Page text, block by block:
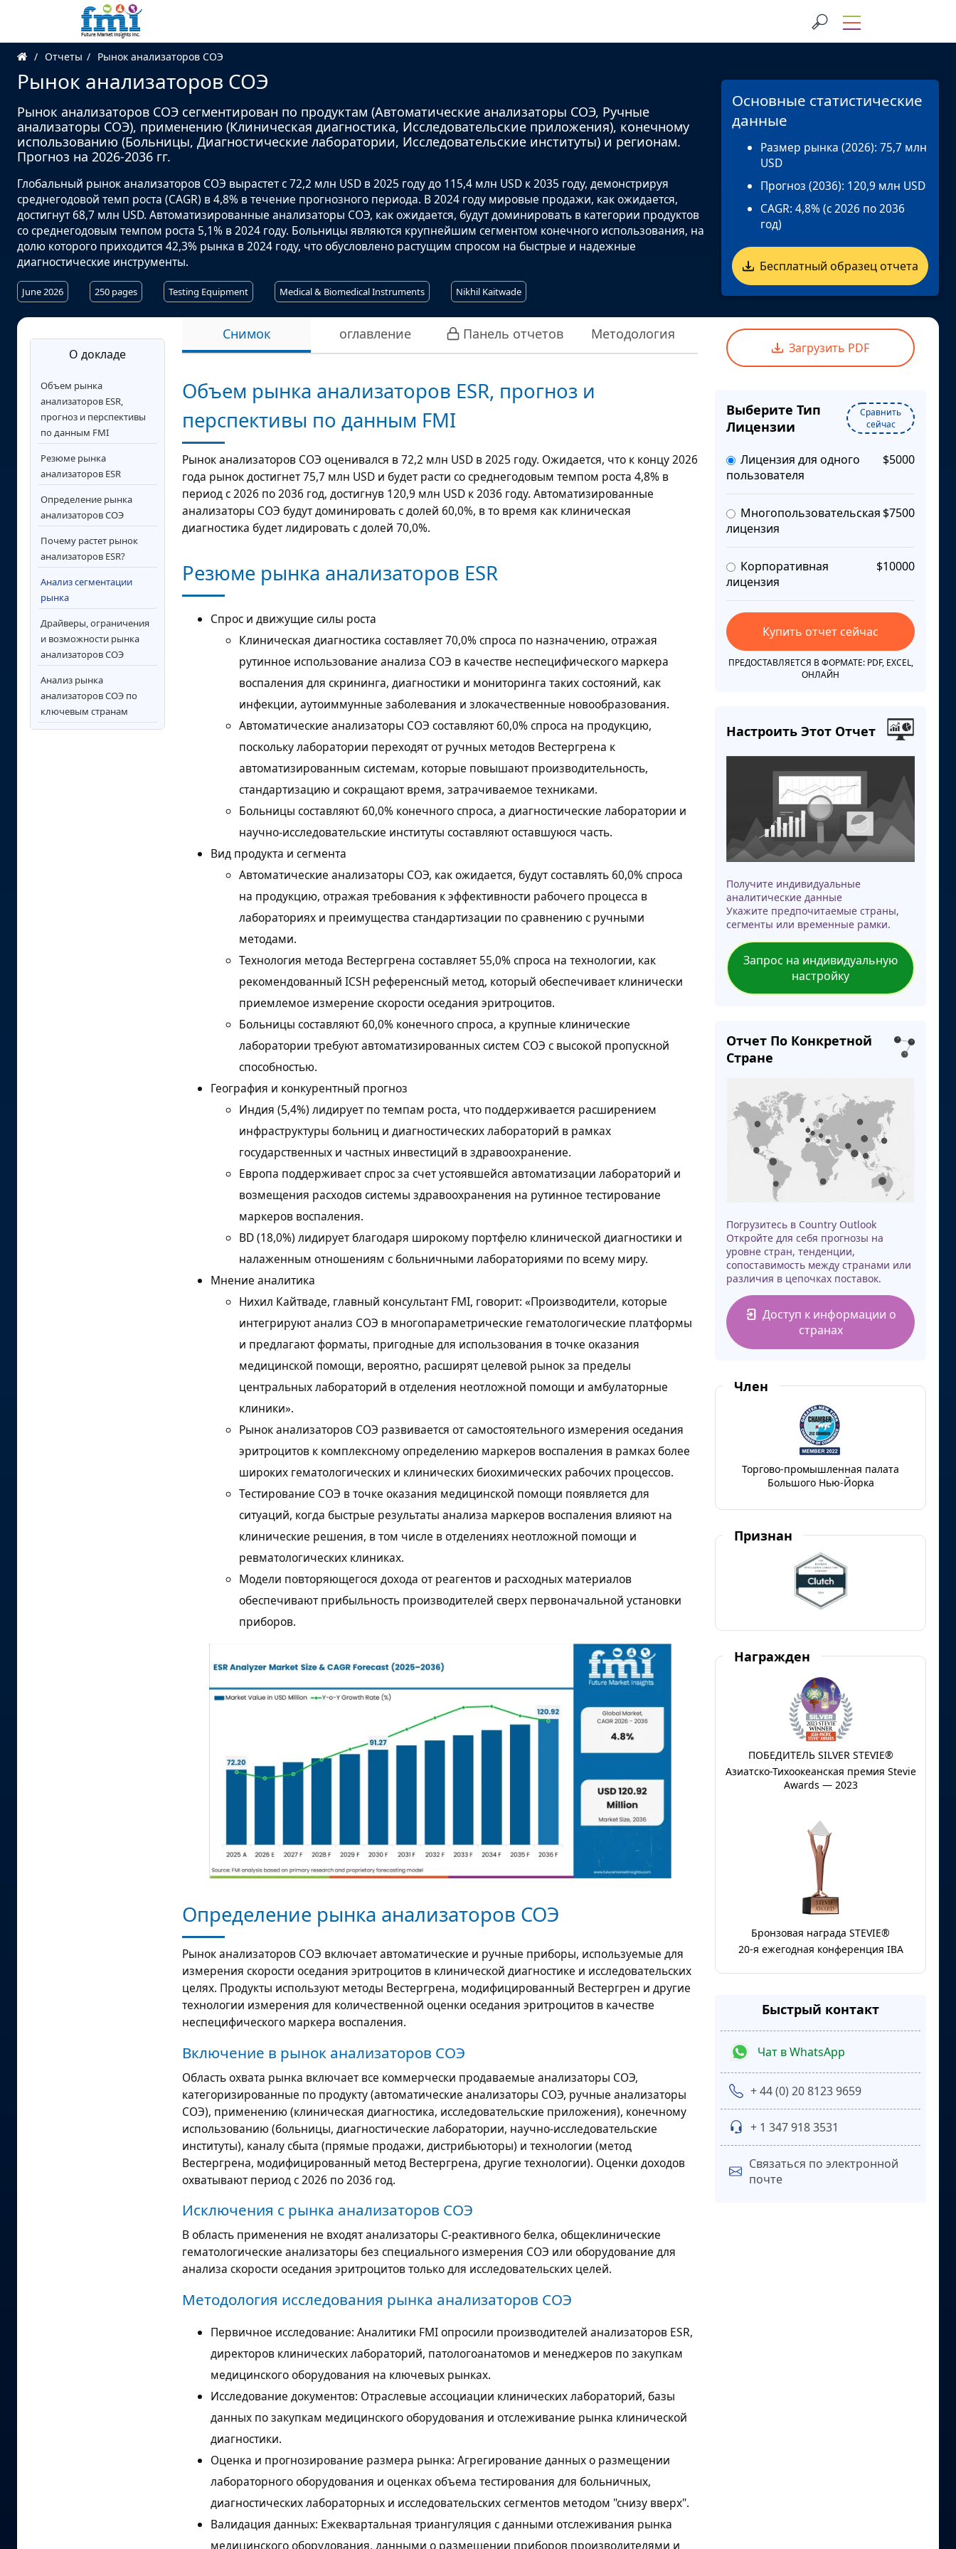
Отчеты Рынок анализаторов СОЭ
Рынок анализаторов СОЭ
Рынок анализаторов СОЭ сегментирован по продуктам (Автоматические анализаторы СОЭ, Ручные
анализаторы СОЭ), применению (Клиническая диагностика, Исследовательские приложения), конечному
использованию (Больницы, Диагностические лаборатории, Исследовательские институты) и регионам.
Прогноз на 2026-2036 гг.
Глобальный рынок анализаторов СОЭ вырастет с 72,2 млн USD в 2025 году до 115,4 млн USD к 2035 году, демонстрируя
среднегодовой темп роста (CAGR) в 4,8% в течение прогнозного периода. В 2024 году мировые продажи, как ожидается,
достигнут 68,7 млн USD. Автоматизированные анализаторы СОЭ, как ожидается, будут доминировать в категории продуктов
со среднегодовым темпом роста 5,1% в 2024 году. Больницы являются крупнейшим сегментом конечного использования, на
долю которого приходится 42,3% рынка в 2024 году, что обусловлено растущим спросом на быстрые и надежные
диагностические инструменты.
June 2026 250 pages Testing Equipment Medical & Biomedical Instruments Nikhil Kaitwade
Основные статистические
данные
Размер рынка (2026): 75,7 млн
USD
Прогноз (2036): 120,9 млн USD
CAGR: 4,8% (с 2026 по 2036
год)
Бесплатный образец отчета
О докладе
Объем рынка
анализаторов ESR,
прогноз и перспективы
по данным FMI
Резюме рынка
анализаторов ESR
Определение рынка
анализаторов СОЭ
Почему растет рынок
анализаторов ESR?
Анализ сегментации
рынка
Драйверы, ограничения
и возможности рынка
анализаторов СОЭ
Анализ рынка
анализаторов СОЭ по
ключевым странам
Снимок оглавление Панель отчетов Методология
Объем рынка анализаторов ESR, прогноз и
перспективы по данным FMI
Рынок анализаторов СОЭ оценивался в72,2 млн USD в 2025 году. Ожидается, что к концу 2026
года рынок достигнет75,7 млн USD и будет расти со среднегодовым темпом роста 4,8% в
период с 2026 по 2036 год, достигнув 120,9 млн USD к 2036 году. Автоматизированные
анализаторы СОЭ будут доминировать с долей 60,0%, в то время как клиническая
диагностика будет лидировать с долей 70,0%.
Резюме рынка анализаторов ESR
Спрос и движущие силы роста
Клиническая диагностика составляет 70,0% спроса по назначению, отражая
рутинное использование анализа СОЭ в качестве неспецифического маркера
воспаления для скрининга, диагностики и мониторинга таких состояний, как
инфекции, аутоиммунные заболевания и злокачественные новообразования.
Автоматические анализаторы СОЭ составляют 60,0% спроса на продукцию,
поскольку лаборатории переходят от ручных методов Вестергрена к
автоматизированным системам, которые повышают производительность,
стандартизацию и сокращают время, затрачиваемое техниками.
Больницы составляют 60,0% конечного спроса, а диагностические лаборатории и
научно-исследовательские институты составляют оставшуюся часть.
Вид продукта и сегмента
Автоматические анализаторы СОЭ, как ожидается, будут составлять 60,0% спроса
на продукцию, отражая требования к эффективности рабочего процесса в
лабораториях и преимущества стандартизации по сравнению с ручными
методами.
Технология метода Вестергрена составляет 55,0% спроса на технологии, как
рекомендованный ICSH референсный метод, который обеспечивает клинически
приемлемое измерение скорости оседания эритроцитов.
Больницы составляют 60,0% конечного спроса, а крупные клинические
лаборатории требуют автоматизированных систем СОЭ с высокой пропускной
способностью.
География и конкурентный прогноз
Индия (5,4%) лидирует по темпам роста, что поддерживается расширением
инфраструктуры больниц и диагностических лабораторий в рамках
государственных и частных инвестиций в здравоохранение.
Европа поддерживает спрос за счет устоявшейся автоматизации лабораторий и
возмещения расходов системы здравоохранения на рутинное тестирование
маркеров воспаления.
BD (18,0%) лидирует благодаря широкому портфелю клинической диагностики и
налаженным отношениям с больничными лабораториями по всему миру.
Мнение аналитика
Нихил Кайтваде, главный консультант FMI, говорит: «Производители, которые
интегрируют анализ СОЭ в многопараметрические гематологические платформы
и предлагают форматы, пригодные для использования в точке оказания
медицинской помощи, вероятно, расширят целевой рынок за пределы
центральных лабораторий в отделения неотложной помощи и амбулаторные
клиники».
Рынок анализаторов СОЭ развивается от самостоятельного измерения оседания
эритроцитов к комплексному определению маркеров воспаления в рамках более
широких гематологических и клинических биохимических рабочих процессов.
Тестирование СОЭ в точке оказания медицинской помощи появляется для
ситуаций, когда быстрые результаты анализа маркеров воспаления влияют на
клинические решения, в том числе в отделениях неотложной помощи и
ревматологических клиниках.
Модели повторяющегося дохода от реагентов и расходных материалов
обеспечивают прибыльность производителей сверх первоначальной установки
приборов.
Определение рынка анализаторов СОЭ
Рынок анализаторов СОЭ включает автоматические и ручные приборы, используемые для
измерения скорости оседания эритроцитов в клинической диагностике и исследовательских
целях. Продукты используют методы Вестергрена, модифицированный Вестергрен и другие
технологии измерения для количественной оценки оседания эритроцитов в качестве
неспецифического маркера воспаления.
Включение в рынок анализаторов СОЭ
Область охвата рынка включает все коммерчески продаваемые анализаторы СОЭ,
категоризированные по продукту (автоматические анализаторы СОЭ, ручные анализаторы
СОЭ), применению (клиническая диагностика, исследовательские приложения), конечному
использованию (больницы, диагностические лаборатории, научно-исследовательские
институты), каналу сбыта (прямые продажи, дистрибьюторы) и технологии (метод
Вестергрена, модифицированный метод Вестергрена, другие технологии). Оценки доходов
охватывают период с 2026 по 2036 год.
Исключения с рынка анализаторов СОЭ
В область применения не входят анализаторы С-реактивного белка, общеклинические
гематологические анализаторы без специального измерения СОЭ или оборудование для
анализа скорости оседания эритроцитов только для исследовательских целей.
Методология исследования рынка анализаторов СОЭ
Первичное исследование: Аналитики FMI опросили производителей анализаторов ESR,
директоров клинических лабораторий, патологоанатомов и менеджеров по закупкам
медицинского оборудования на ключевых рынках.
Исследование документов: Отраслевые ассоциации клинических лабораторий, базы
данных по закупкам медицинского оборудования и отслеживание рынка клинической
диагностики.
Оценка и прогнозирование размера рынка: Агрегирование данных о размещении
лабораторного оборудования и оценках объема тестирования для больничных,
диагностических лабораторных и исследовательских сегментов методом "снизу вверх".
Валидация данных: Ежеквартальная триангуляция с данными отслеживания рынка
медицинского оборудования, данными о размещении приборов производителями и
Загрузить PDF
Выберите Тип
Лицензии
Сравнить
сейчас
Лицензия для одного
пользователя
$5000
Многопользовательская
лицензия
$7500
Корпоративная
лицензия
$10000
Купить отчет сейчас
ПРЕДОСТАВЛЯЕТСЯ В ФОРМАТЕ: PDF, EXCEL,
ОНЛАЙН
Настроить Этот Отчет
Получите индивидуальные
аналитические данные
Укажите предпочитаемые страны,
сегменты или временные рамки.
Запрос на индивидуальную
настройку
Отчет По Конкретной
Стране
Погрузитесь в Country Outlook
Откройте для себя прогнозы на
уровне стран, тенденции,
сопоставимость между странами или
различия в цепочках поставок.
Доступ к информации о
странах
Член
Торгово-промышленная палата
Большого Нью-Йорка
Признан
Награжден
ПОБЕДИТЕЛЬ SILVER STEVIE®
Азиатско-Тихоокеанская премия Stevie
Awards — 2023
Бронзовая награда STEVIE®
20-я ежегодная конференция IBA
Быстрый контакт
Чат в WhatsApp
+ 44 (0) 20 8123 9659
+ 1 347 918 3531
Связаться по электронной
почте